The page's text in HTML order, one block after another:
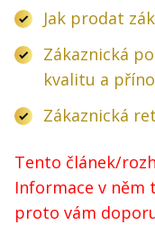
Jak prodat
Zákaznická
kvalitu a
Zákaznická
Tento článek/
Informace v něm
proto vám